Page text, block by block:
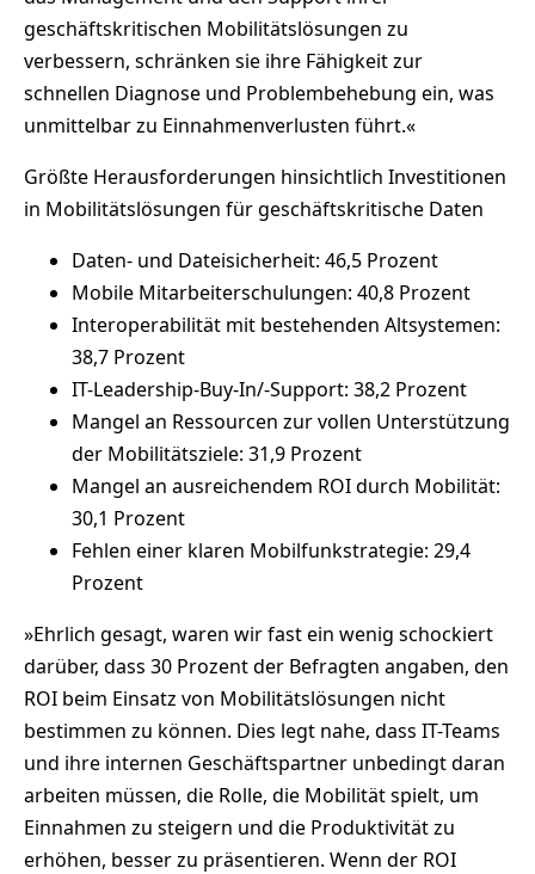
geschäftskritischen Mobilitätslösungen zu
verbessern, schränken sie ihre Fähigkeit zur
schnellen Diagnose und Problembehebung ein, was
unmittelbar zu Einnahmenverlusten führt.«
Größte Herausforderungen hinsichtlich Investitionen
in Mobilitätslösungen für geschäftskritische Daten
Daten- und Dateisicherheit: 46,5 Prozent
Mobile Mitarbeiterschulungen: 40,8 Prozent
Interoperabilität mit bestehenden Altsystemen:
38,7 Prozent
IT-Leadership-Buy-In/-Support: 38,2 Prozent
Mangel an Ressourcen zur vollen Unterstützung
der Mobilitätsziele: 31,9 Prozent
Mangel an ausreichendem ROI durch Mobilität:
30,1 Prozent
Fehlen einer klaren Mobilfunkstrategie: 29,4
Prozent
»Ehrlich gesagt, waren wir fast ein wenig schockiert
darüber, dass 30 Prozent der Befragten angaben, den
ROI beim Einsatz von Mobilitätslösungen nicht
bestimmen zu können. Dies legt nahe, dass IT-Teams
und ihre internen Geschäftspartner unbedingt daran
arbeiten müssen, die Rolle, die Mobilität spielt, um
Einnahmen zu steigern und die Produktivität zu
erhöhen, besser zu präsentieren. Wenn der ROI